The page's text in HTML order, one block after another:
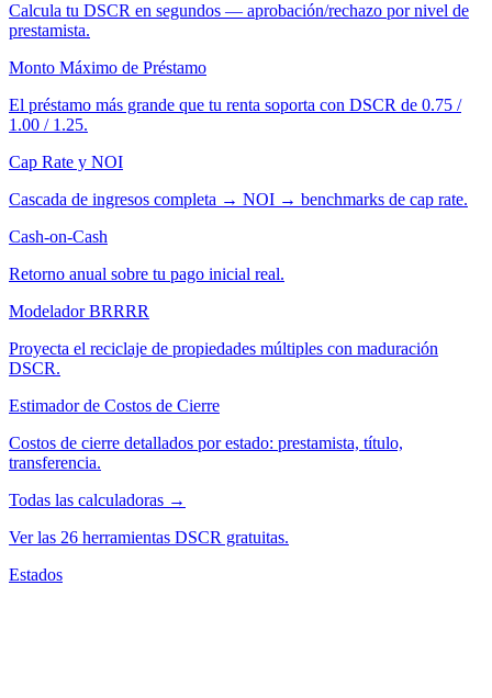
Calcula tu DSCR en segundos — aprobación/rechazo por nivel de
prestamista.
Monto Máximo de Préstamo
El préstamo más grande que tu renta soporta con DSCR de 0.75 /
1.00 / 1.25.
Cap Rate y NOI
Cascada de ingresos completa → NOI → benchmarks de cap rate.
Cash-on-Cash
Retorno anual sobre tu pago inicial real.
Modelador BRRRR
Proyecta el reciclaje de propiedades múltiples con maduración
DSCR.
Estimador de Costos de Cierre
Costos de cierre detallados por estado: prestamista, título,
transferencia.
Todas las calculadoras →
Ver las 26 herramientas DSCR gratuitas.
Estados